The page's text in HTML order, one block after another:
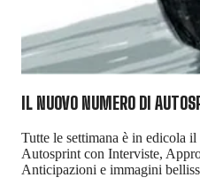
IL NUOVO NUMERO DI
Tutte le settimana è in edicola
Autosprint con Interviste,
Anticipazioni e immagini